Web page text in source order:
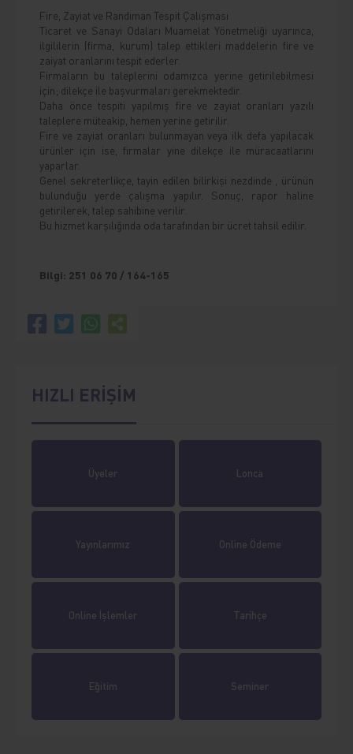
HIZLI ERİŞİM
Üyeler Lonca
Yayınlarımız Online Ödeme
Online İşlemler Tarihçe
Eğitim Seminer
Fire, Zayiat ve Randıman Tespit Çalışması
Ticaret ve Sanayi Odaları Muamelat Yönetmeliği uyarınca,
ilgililerin (firma, kurum) talep ettikleri maddelerin fire ve
zaiyat oranlarını tespit ederler.
Firmaların bu taleplerini odamızca yerine getirilebilmesi
için; dilekçe ile başvurmaları gerekmektedir.
Daha önce tespiti yapılmış fire ve zayiat oranları yazılı
taleplere müteakip, hemen yerine getirilir.
Fire ve zayiat oranları bulunmayan veya ilk defa yapılacak
ürünler için ise, firmalar yine dilekçe ile müracaatlarını
yaparlar.
Genel sekreterlikçe, tayin edilen bilirkişi nezdinde , ürünün
bulunduğu yerde çalışma yapılır. Sonuç, rapor haline
getirilerek, talep sahibine verilir.
Bu hizmet karşılığında oda tarafından bir ücret tahsil edilir.
Bilgi: 251 06 70 / 164-165